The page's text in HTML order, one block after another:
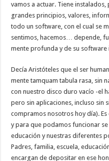
vamos a actuar. Tiene
grandes principios, valores,
todo un software, con el cual se
sentimos, hacemos… depende,
mente profunda y de su software
Decía Aristóteles que el ser
mente tamquam tabula rasa, sin
con nuestro disco duro vacío -el
pero sin aplicaciones, incluso sin
compramos nosotros hoy día).
y para que podamos funcionar
educación y nuestras diferentes
Padres, familia, escuela,
encargan de depositar en ese